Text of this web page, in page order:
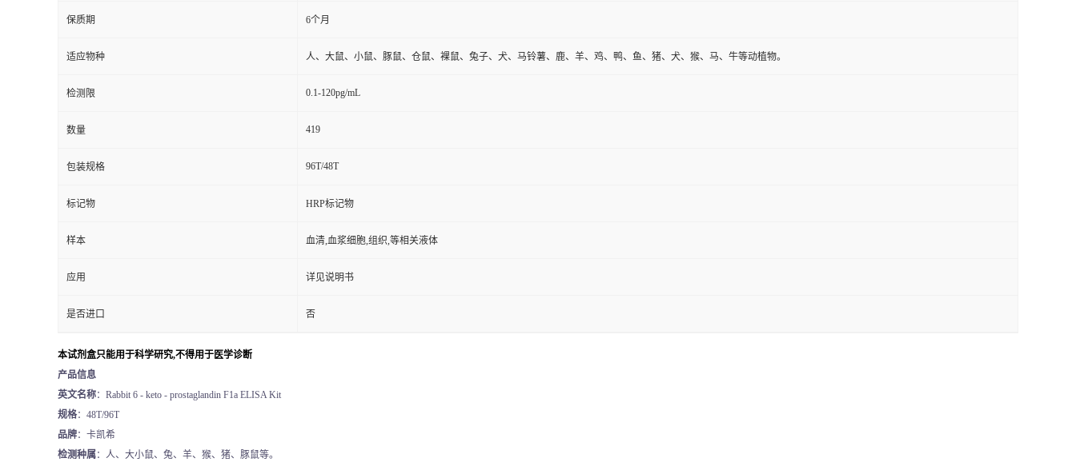
保质期 6个月
适应物种 人、大鼠、小鼠、豚鼠、仓鼠、裸鼠、兔子、犬、马铃薯、鹿、羊、鸡、鸭、鱼、猪、犬、猴、马、牛等动植物。
检测限 0.1-120pg/mL
数量 419
包装规格 96T/48T
标记物 HRP标记物
样本 血清,血浆细胞,组织,等相关液体
应用 详见说明书
是否进口 否
本试剂盒只能用于科学研究,不得用于医学诊断
产品信息
英文名称：Rabbit 6 - keto - prostaglandin F1a ELISA Kit
规格：48T/96T
品牌：卡凯希
检测种属：人、大小鼠、兔、羊、猴、猪、豚鼠等。